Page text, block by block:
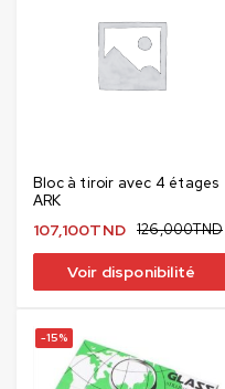
Bloc à tiroir avec 4 étages
ARK
126,000TND
107,100TND
Voir disponibilité
-15%